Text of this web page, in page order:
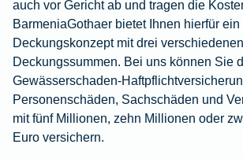
auch vor Gericht ab und tragen die
BarmeniaGothaer bietet Ihnen hierfür
Deckungskonzept mit drei verschiedenen
Deckungssummen. Bei uns können Sie
Gewässerschaden-
Personenschäden, Sachschäden und
mit fünf Millionen, zehn Millionen oder
Euro versichern.